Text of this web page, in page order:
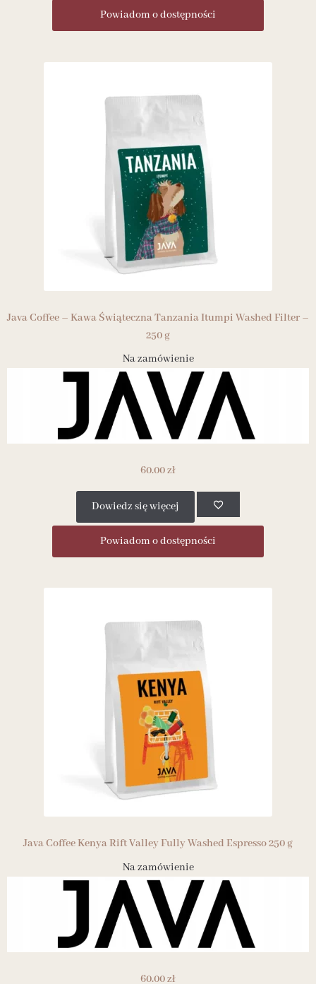
Powiadom o dostępności
Java Coffee – Kawa Świąteczna Tanzania Itumpi Washed Filter –
250 g
Na zamówienie
60.00zł
Dowiedz się więcej
Powiadom o dostępności
Java Coffee Kenya Rift Valley Fully Washed Espresso 250 g
Na zamówienie
60.00zł